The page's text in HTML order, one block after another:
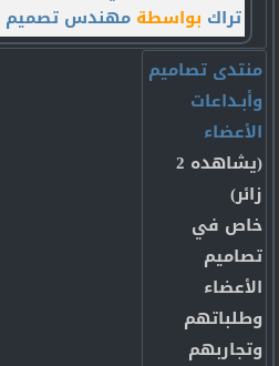
تراك بواسطةمهندس تصميم
منتدى تصاميم
وأبـداعات
الأعضاء
(يشاهده 2
زائر)
خاص في
تصاميم
الأعضاء
وطلباتهم
وتجاربهم